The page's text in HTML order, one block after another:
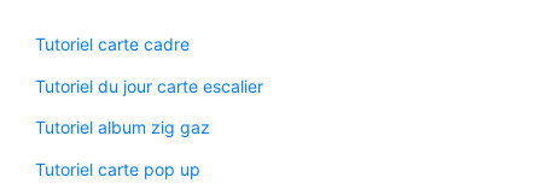
Tutoriel carte cadre
Tutoriel du jour carte escalier
Tutoriel album zig gaz
Tutoriel carte pop up